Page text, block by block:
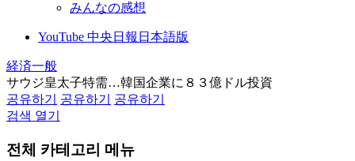
みんなの感想
YouTube 中央日報日本語版
経済一般
サウジ皇太子特需…韓国企業に８３億ドル投資
공유하기
공유하기
공유하기
검색 열기
전체 카테고리 메뉴